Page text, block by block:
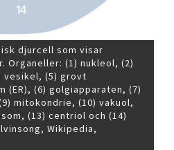
djurcell som visar
Organeller: (1) nukleol, (2)
vesikel, (5) grovt
(ER), (6) golgiapparaten, (7)
mitokondrie, (10) vakuol,
(13) centriol och (14)
Wikipedia,